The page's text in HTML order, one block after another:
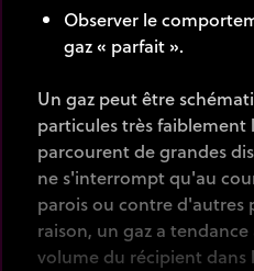
Observer le
gaz « parfait ».
Un gaz peut être
particules très faiblement
parcourent de grandes
ne s'interrompt qu'au
parois ou contre d'autres
raison, un gaz a
volume du récipient dans